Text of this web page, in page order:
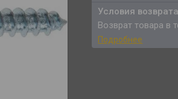
возврат товара в
Подробнее